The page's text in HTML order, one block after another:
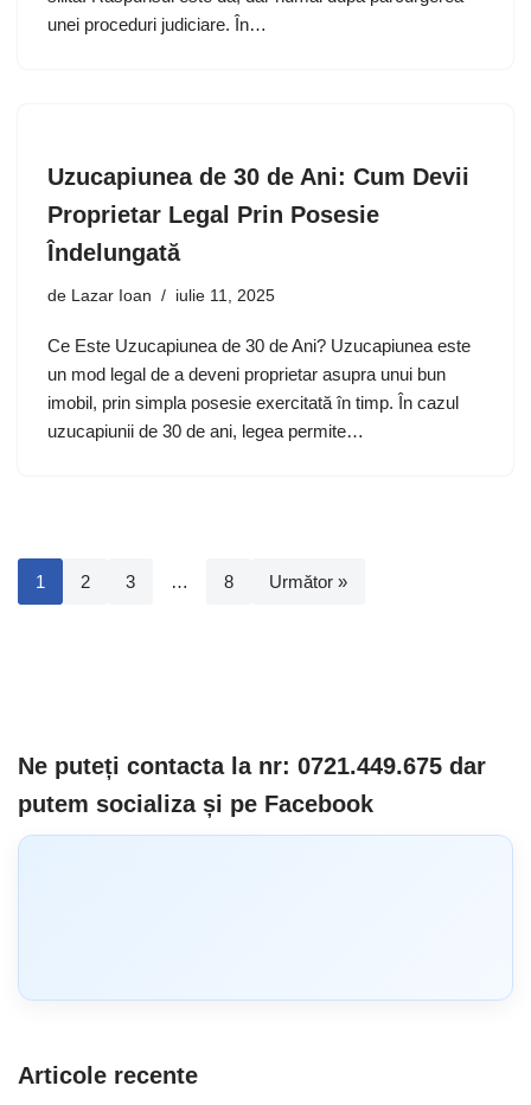
unei proceduri judiciare. În…
Uzucapiunea de 30 de Ani: Cum Devii
Proprietar Legal Prin Posesie
Îndelungată
de Lazar Ioan iulie 11, 2025
Ce Este Uzucapiunea de 30 de Ani? Uzucapiunea este
un mod legal de a deveni proprietar asupra unui bun
imobil, prin simpla posesie exercitată în timp. În cazul
uzucapiunii de 30 de ani, legea permite…
1 2 3 … 8 Următor »
Ne puteți contacta la nr: 0721.449.675 dar
putem socializa și pe Facebook
Articole recente